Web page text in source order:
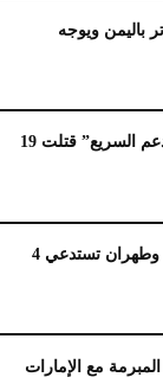
باليمن ويوجه
السودان .. القوة المشتركة: ”الدعم السريع” قتلت 19
الاتحاد الأوروبي يصعّد ضد إيران وطهران تستدعي 4
مع الإمارات